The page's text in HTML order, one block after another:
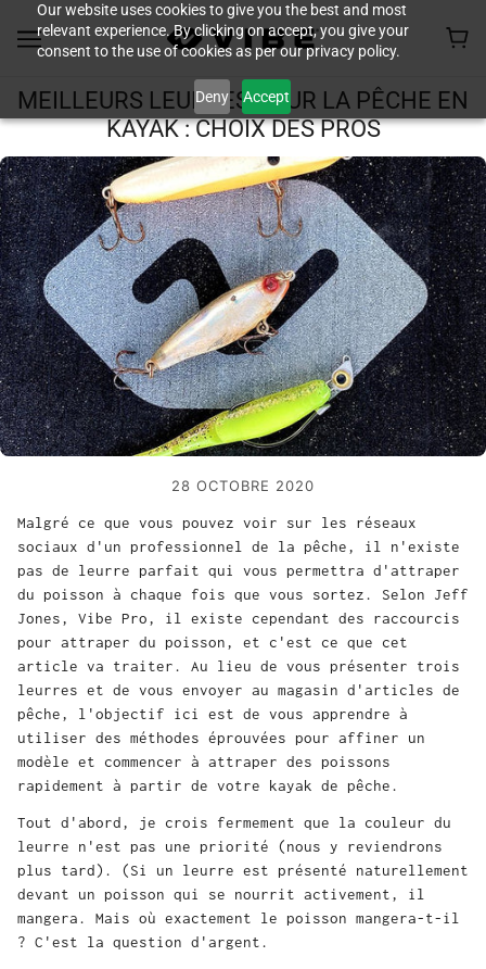
Our website uses cookies to give you the best and most
relevant experience. By clicking on accept, you give your
consent to the use of cookies as per our privacy policy.
Deny Accept
MEILLEURS LEURRES POUR LA PÊCHE EN
KAYAK : CHOIX DES PROS
28 OCTOBRE 2020
Malgré ce que vous pouvez voir sur les réseaux
sociaux d'un professionnel de la pêche, il n'existe
pas de leurre parfait qui vous permettra d'attraper
du poisson à chaque fois que vous sortez. Selon Jeff
Jones, Vibe Pro, il existe cependant des raccourcis
pour attraper du poisson, et c'est ce que cet
article va traiter. Au lieu de vous présenter trois
leurres et de vous envoyer au magasin d'articles de
pêche, l'objectif ici est de vous apprendre à
utiliser des méthodes éprouvées pour affiner un
modèle et commencer à attraper des poissons
rapidement à partir de votre kayak de pêche.
Tout d'abord, je crois fermement que la couleur du
leurre n'est pas une priorité (nous y reviendrons
plus tard). (Si un leurre est présenté naturellement
devant un poisson qui se nourrit activement, il
mangera. Mais où exactement le poisson mangera-t-il
? C'est la question d'argent.